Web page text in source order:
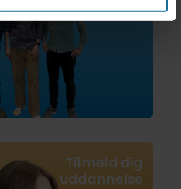
Tilmeld dig
uddannelse